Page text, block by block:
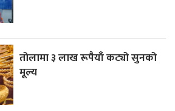
तोलामा ३ लाख रूपैयाँ कट्यो सुनको
मूल्य